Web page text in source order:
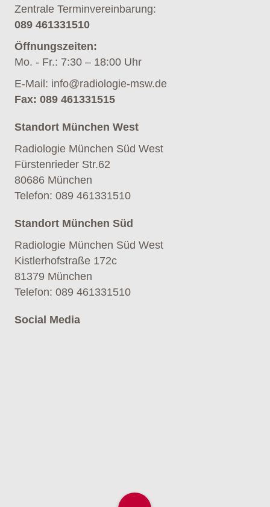
Zentrale Terminvereinbarung:
089 461331510
Öffnungszeiten:
Mo. - Fr.: 7:30 – 18:00 Uhr
E-Mail: info@radiologie-msw.de
Fax: 089 461331515
Standort München West
Radiologie München Süd West
Fürstenrieder Str.62
80686 München
Telefon: 089 461331510
Standort München Süd
Radiologie München Süd West
Kistlerhofstraße 172c
81379 München
Telefon: 089 461331510
Social Media